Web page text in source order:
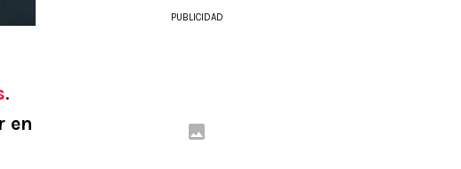
.
en
PUBLICIDAD